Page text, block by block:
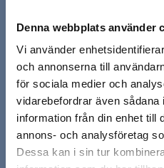
Denna webbplats använder
Vi använder
och annonserna till
för sociala medier och
vidarebefordrar även sådana
information från din enhet till
annons- och analysföretag
Dessa kan i sin tur
Välkommen till
tandläkarklinik i hjärtat
brett och heltäckande
tandvårdstjänster för
Oavsett om du letar
allmäntandvård,
eller estetiska
ditt leende, möts du av
och den absolut